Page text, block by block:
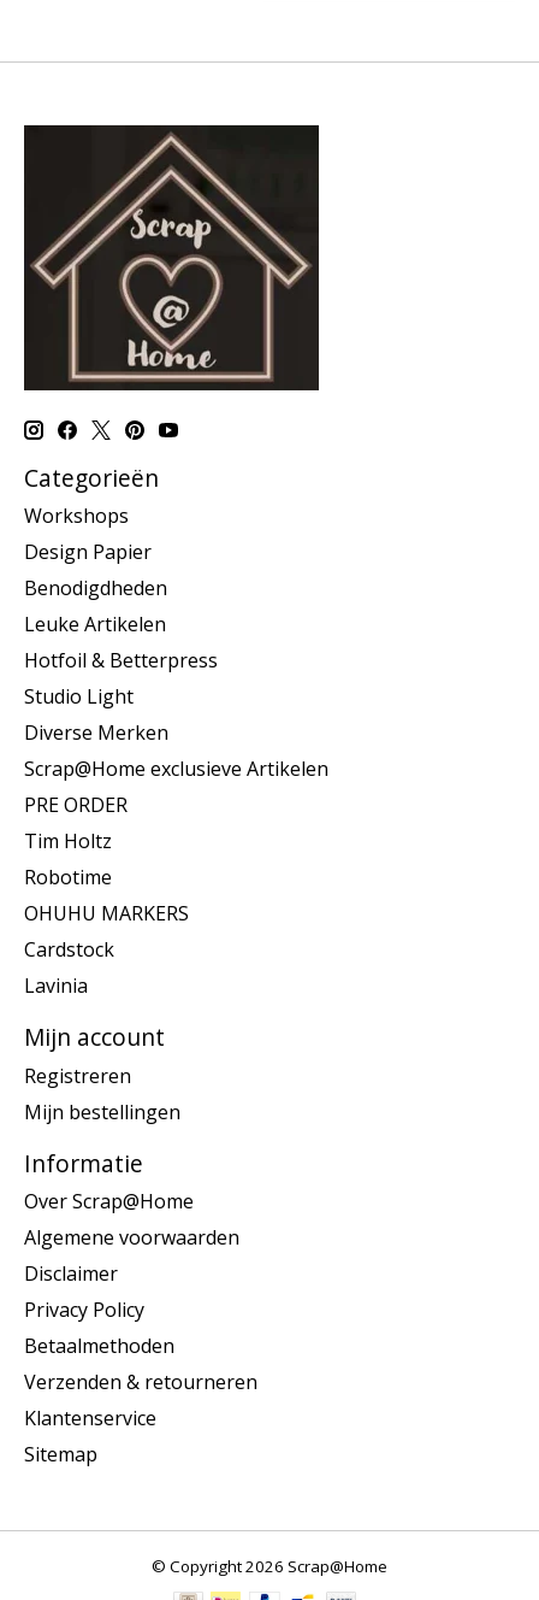
Categorieën
Workshops
Design Papier
Benodigdheden
Leuke Artikelen
Hotfoil & Betterpress
Studio Light
Diverse Merken
Scrap@Home exclusieve Artikelen
PRE ORDER
Tim Holtz
Robotime
OHUHU MARKERS
Cardstock
Lavinia
Mijn account
Registreren
Mijn bestellingen
Informatie
Over Scrap@Home
Algemene voorwaarden
Disclaimer
Privacy Policy
Betaalmethoden
Verzenden & retourneren
Klantenservice
Sitemap
© Copyright 2026 Scrap@Home